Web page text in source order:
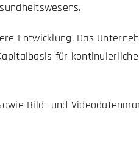
Entwicklung. Das
für
Bild- und